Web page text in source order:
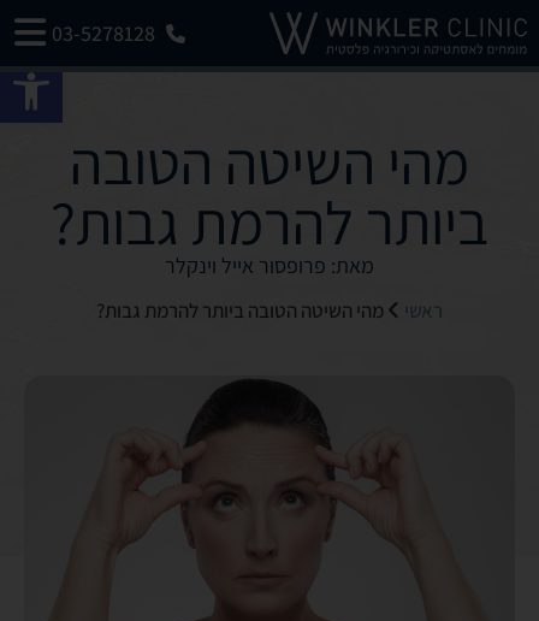
03-5278128
מהי השיטה הטובה
ביותר להרמת גבות?
מאת: פרופסור אייל וינקלר
ראשי מהי השיטה הטובה ביותר להרמת גבות?